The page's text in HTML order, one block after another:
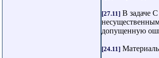
[27.11] В задаче
допущенную
[24.11]